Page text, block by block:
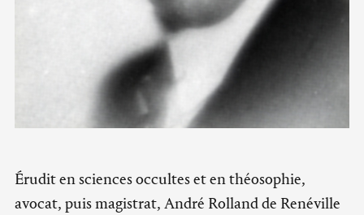
Érudit en sciences occultes et en théosophie,
avocat, puis magistrat, André Rolland de Renéville